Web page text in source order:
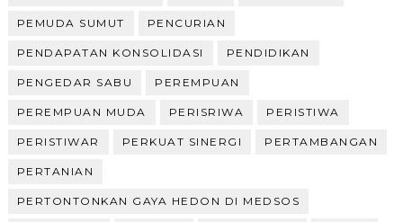
PEMUDA SUMUT PENCURIAN
PENDAPATAN KONSOLIDASI PENDIDIKAN
PENGEDAR SABU PEREMPUAN
PEREMPUAN MUDA PERISRIWA PERISTIWA
PERISTIWAR PERKUAT SINERGI PERTAMBANGAN
PERTANIAN
PERTONTONKAN GAYA HEDON DI MEDSOS